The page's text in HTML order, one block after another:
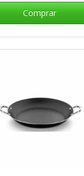
Comprar